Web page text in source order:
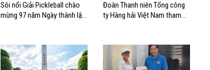
Sôi nổi Giải Pickleball chào
mừng 97 năm Ngày thành lập
Đoàn Thanh niên Tổng công
ty Hàng hải Việt Nam tham